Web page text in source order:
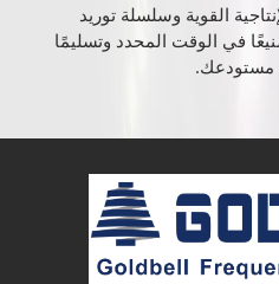
القوية وسلسلة توريد
في الوقت المحدد وتسليمًا
مستودعك.